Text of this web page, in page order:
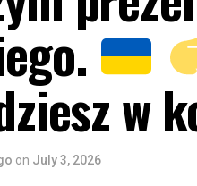
w
on July 3, 2026